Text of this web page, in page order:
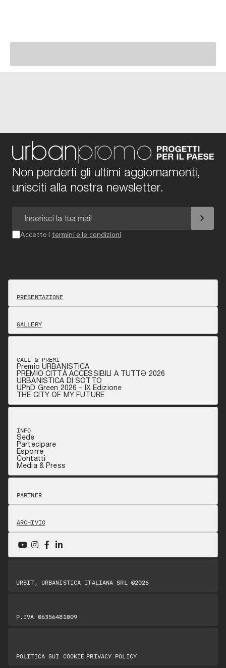
Non perderti gli ultimi aggiornamenti,
unisciti alla nostra newsletter.
chevron_right
Accetto i termini e le condizioni
PRESENTAZIONE
GALLERY
CALL & PREMI
Premio URBANISTICA
PREMIO CITTÀ ACCESSIBILI A TUTTƏ 2026
URBANISTICA DI SOTTO
UPhD Green 2026 – IX Edizione
THE CITY OF MY FUTURE
INFO
Sede
Partecipare
Esporre
Contatti
Media & Press
PARTNER
ARCHIVIO
URBIT, URBANISTICA ITALIANA SRL ©2026
P.IVA 06356481009
POLITICA SUI COOKIE PRIVACY POLICY